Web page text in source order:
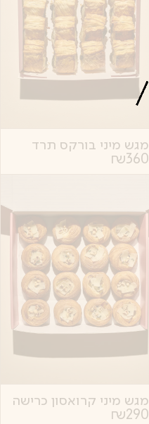
מגש מיני בורקס תרד
360
₪
מגש מיני קרואסון כרישה
290
₪